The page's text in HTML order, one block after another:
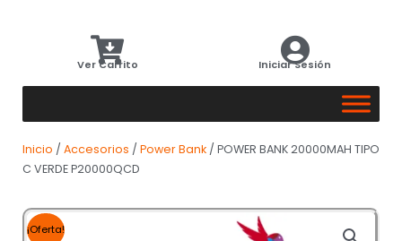
Ver Carrito Iniciar Sesión
Inicio / Accesorios / Power Bank / POWER BANK 20000MAH TIPO
C VERDE P20000QCD
¡Oferta!